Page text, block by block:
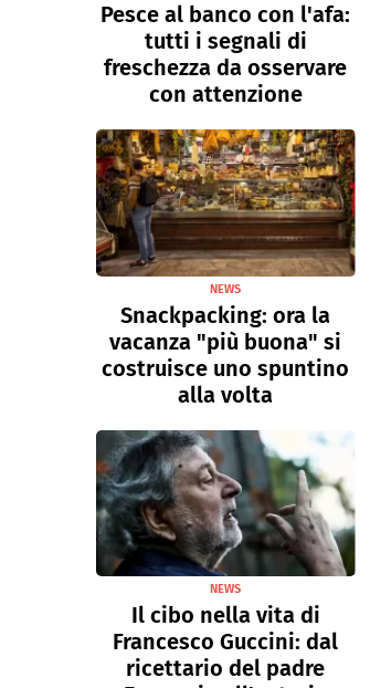
Pesce al banco con l'afa:
tutti i segnali di
freschezza da osservare
con attenzione
NEWS
Snackpacking: ora la
vacanza "più buona" si
costruisce uno spuntino
alla volta
NEWS
Il cibo nella vita di
Francesco Guccini: dal
ricettario del padre